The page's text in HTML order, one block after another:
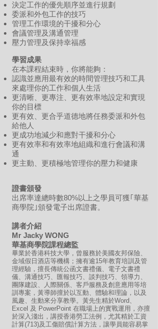
決定工作的優先順序並進行規劃
委派和外包工作的技巧
管理工作環境的干擾和分心
會議管理及溝通管理
壓力管理及保持幸福感
學習成果
在本課程結束時，你將能夠：
認識並應用最有效的時間管理技巧和工具
來處理你的工作和個人生活
更清晰、更專注、更有效率地設定和實現
你的目標
更有效、更合乎道德地將任務委派和外包
給他人
更成功地減少和應對干擾和分心
更有效率和有效率地組織和進行會議和溝
通
更主動、更積極地管理你的壓力和健康
證書頒發
出席率達總時數80%以上之學員可獲｢華基
商學院｣頒發電子出席證書。
講者介紹
Mr Jacky WONG
華基商學院課程總監
畢業於香港科技大學，曾服務於美國友邦保險、
金域假日酒店等機構；擁有逾15年教育培訓及管
理經驗，擅長傳統公函文書禮儀、電子文書禮
儀、溝通技巧、匯報技巧、談判技巧、領導力、
團隊建設、人際關係、客戶服務及創意應用等培
訓專案，黃導師擅於以互動、體驗和理論，以及
風趣、生動來分享教學。黃先生精於Word、
Excel 及 PowerPoint 在職場上的實戰運用，亦擅
於深入淺出，講授香港勞工法例，尤其精於工資
計算(713)及工傷賠償計算方法，讓學員能容易掌